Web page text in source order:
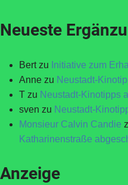
Neueste
Bertzu Initiative zum
Anne zu Neustadt-
T zu Neustadt-Kinotipps
sven zu Neustadt-
Monsieur Calvin Candie
Katharinenstraße
Anzeige